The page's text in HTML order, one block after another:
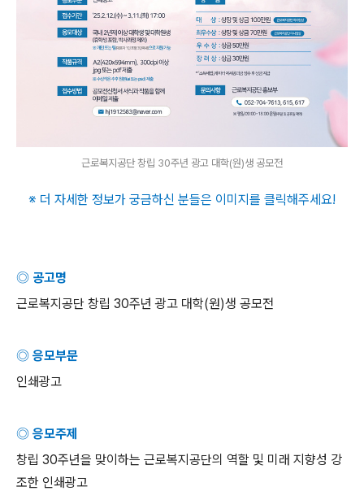
근로복지공단 창립 30주년 광고 대학(원)생 공모전
※ 더 자세한 정보가 궁금하신 분들은 이미지를 클릭해주세요!
◎ 공고명
근로복지공단 창립 30주년 광고 대학(원)생 공모전
◎ 응모부문
인쇄광고
◎ 응모주제
창립 30주년을 맞이하는 근로복지공단의 역할 및 미래 지향성 강
조한 인쇄광고